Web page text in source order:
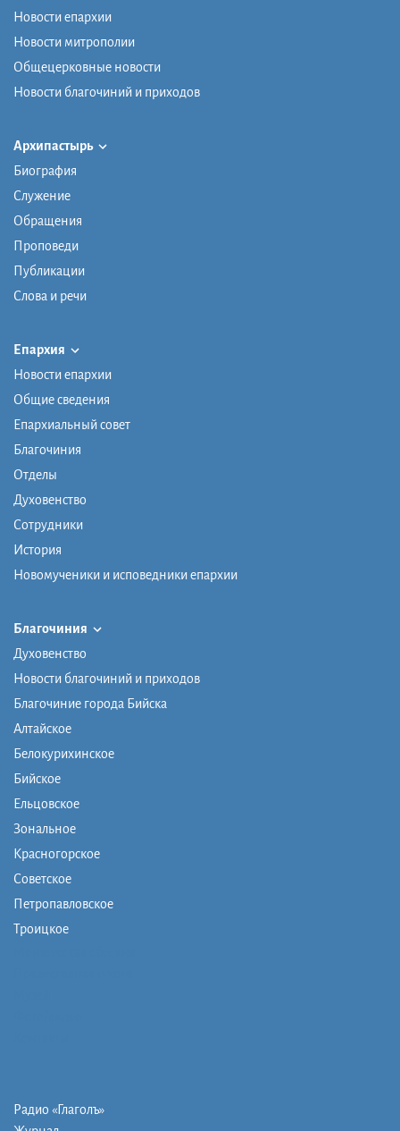
Новости епархии
Новости митрополии
Общецерковные новости
Новости благочиний и приходов
Архипастырь
Биография
Служение
Обращения
Проповеди
Публикации
Слова и речи
Епархия
Новости епархии
Общие сведения
Епархиальный совет
Благочиния
Отделы
Духовенство
Сотрудники
История
Новомученики и исповедники епархии
Благочиния
Духовенство
Новости благочиний и приходов
Благочиние города Бийска
Алтайское
Белокурихинское
Бийское
Ельцовское
Зональное
Красногорское
Советское
Петропавловское
Троицкое
Радио «Глаголъ»